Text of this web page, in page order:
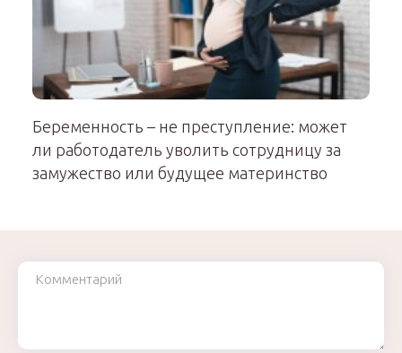
Беременность – не преступление: может
ли работодатель уволить сотрудницу за
замужество или будущее материнство
Комментарий